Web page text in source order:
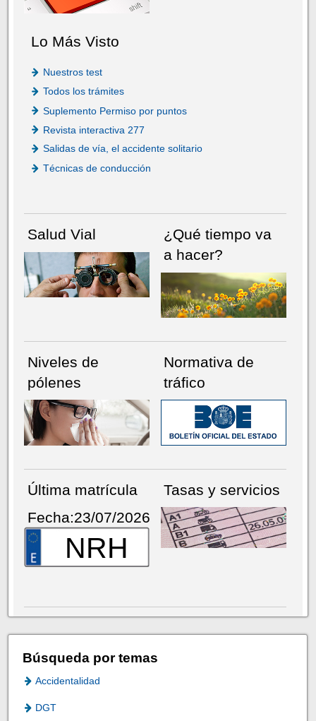
Lo Más Visto
Nuestros test
Todos los trámites
Suplemento Permiso por puntos
Revista interactiva 277
Salidas de vía, el accidente solitario
Técnicas de conducción
Salud Vial
¿Qué tiempo va
a hacer?
Niveles de
pólenes
Normativa de
tráfico
Última matrícula
Fecha:23/07/2026
NRH
Tasas y servicios
Búsqueda por temas
Accidentalidad
DGT